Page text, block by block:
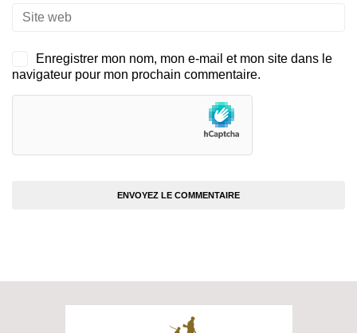
Enregistrer mon nom, mon e-mail et mon site dans le
navigateur pour mon prochain commentaire.